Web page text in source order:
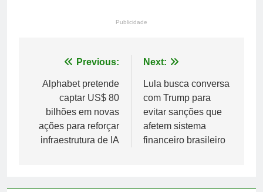
Publicidade
Navegação
de
Post
Previous:
Alphabet pretende
captar US$ 80
bilhões em novas
ações para reforçar
infraestrutura de IA
Next:
Lula busca conversa
com Trump para
evitar sanções que
afetem sistema
financeiro brasileiro